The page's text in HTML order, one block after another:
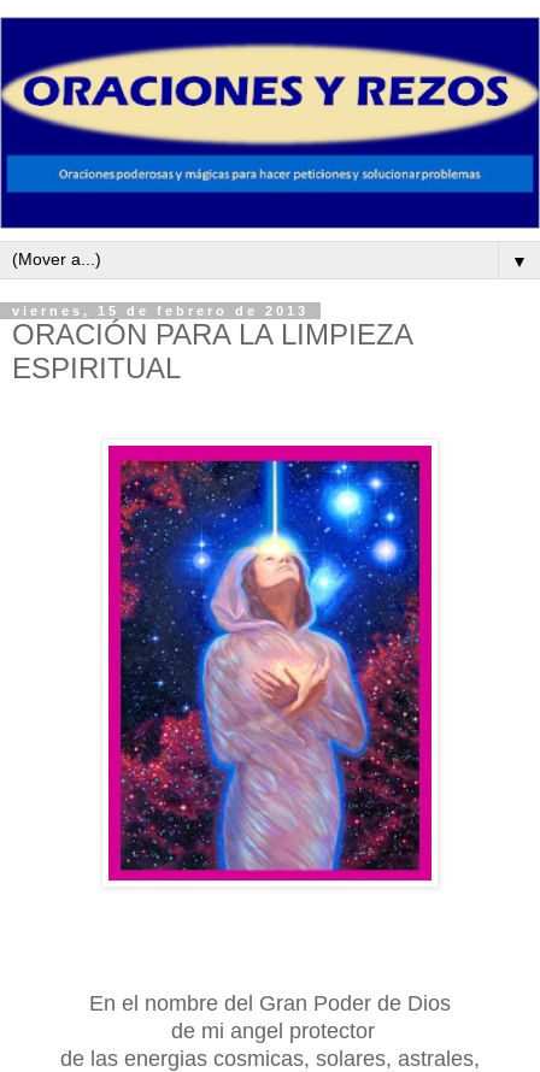
▼
viernes, 15 de febrero de 2013
ORACIÓN PARA LA LIMPIEZA
ESPIRITUAL
En el nombre del Gran Poder de Dios
de mi angel protector
de las energias cosmicas, solares, astrales,